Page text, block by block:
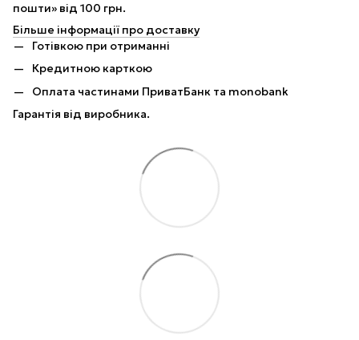
пошти» від 100 грн.
Більше інформації про доставку
Готівкою при отриманні
Кредитною карткою
Оплата частинами ПриватБанк та monobank
Гарантія від виробника.